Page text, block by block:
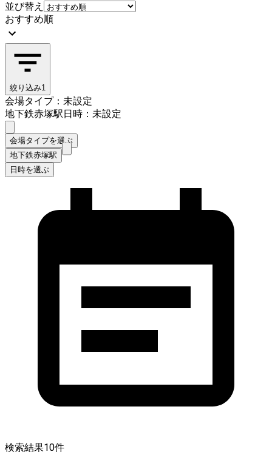
並び替え
おすすめ順
絞り込み1
会場タイプ：未設定
地下鉄赤塚駅日時：未設定
会場タイプを選ぶ
地下鉄赤塚駅
日時を選ぶ
検索結果10件